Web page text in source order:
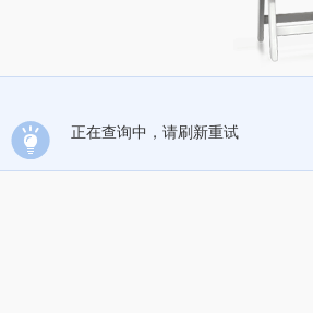
正在查询中，请刷新重试